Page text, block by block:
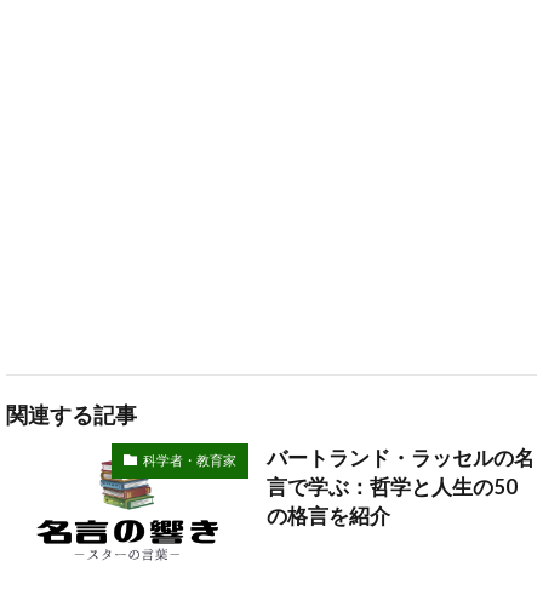
関連する記事
科学者・教育家
バートランド・ラッセルの名
言で学ぶ：哲学と人生の50
の格言を紹介